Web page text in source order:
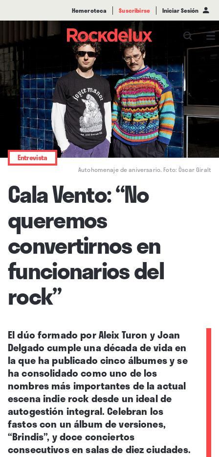
Hemeroteca Suscribirse Iniciar Sesión
Autohomenaje de aniversario. Foto: Òscar Giralt
Entrevista
Cala Vento: “No
queremos
convertirnos en
funcionarios del
rock”
El dúo formado por Aleix Turon y Joan
Delgado cumple una década de vida en
la que ha publicado cinco álbumes y se
ha consolidado como uno de los
nombres más importantes de la actual
escena indie rock desde un ideal de
autogestión integral. Celebran los
fastos con un álbum de versiones,
“Brindis”, y doce conciertos
consecutivos en salas de diez ciudades.